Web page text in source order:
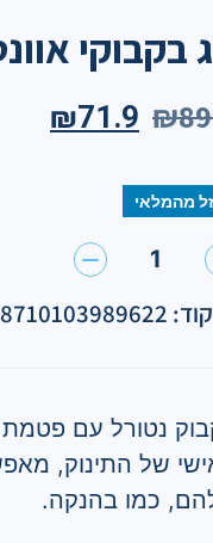
בקבוקי אוונט
₪
₪71.9
מהמלאי
1
נטורל עם
של התינוק,
כמו בהנקה.